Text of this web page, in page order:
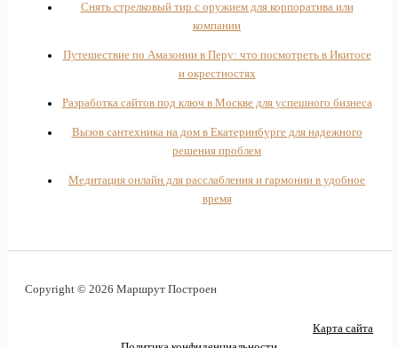
Снять стрелковый тир с оружием для корпоратива или
компании
Путешествие по Амазонии в Перу: что посмотреть в Икитосе
и окрестностях
Разработка сайтов под ключ в Москве для успешного бизнеса
Вызов сантехника на дом в Екатеринбурге для надежного
решения проблем
Медитация онлайн для расслабления и гармонии в удобное
время
Copyright © 2026 Маршрут Построен
Карта сайта